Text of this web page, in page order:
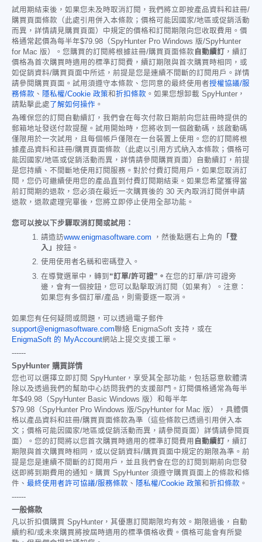
試用期結束後，如果您未及時取消訂閱，我們將立即按產品資料和註冊/
購買頁面條款（此處引用併入本條款；價格可能因國家/地區或促銷活動
而異，詳情請見購買頁面）中規定的價格和訂閱期限向您收取費用。價
格通常起價為每半年$79.98 （SpyHunter Pro Windows 版/SpyHunter
for Mac 版）。您購買的訂閱將根據註冊/購買頁面條款 自動續訂
，續訂
價格為首次購買時適用的標準訂閱費，續訂期限與首次購買時相同，或
如促銷資料/購買頁面中所述，前提是您是連續不間斷的訂閱用戶。詳情
請參閱購買頁面。試用須遵守本條款、您同意的最終使用者授權協議/服
務條款 、 隱私權/Cookie 政策和折扣條款 。如果您想卸載 SpyHunter，
請點擊此處 了解如何操作 。
為確保您的訂閱自動續訂，我們會在每次付款日期前向您註冊時提供的
郵箱地址發送付款提醒。試用開始時，您將收到一個啟動碼，該啟動碼
僅限用於一次試用，且每個帳戶僅限在一台裝置上使用。您的訂閱將根
據產品資料和註冊/購買頁面條款（此處以引用方式納入本條款；價格可
能因國家/地區或促銷活動而異，詳情請參閱購買頁面）自動續訂，前提
是您持續、不間斷地使用訂閱服務。對於付費訂閱用戶，如果您取消訂
閱，您仍可繼續使用您的產品直到付費訂閱期結束。如果您希望獲得當
前訂閱期的退款，您必須在最近一次購買後的 30 天內取消訂閱併申請
退款，退款處理完畢後，您將立即停止使用全部功能。
您可以按以下步驟取消訂閱或試用：
請造訪www.enigmasoftware.com ，然後點選右上角的 「登
入」 按鈕。
使用使用者名稱和密碼登入。
在導覽選單中，轉到 “訂單/許可證”。 在您的訂單/許可證旁
邊，會有一個按鈕，您可以點擊取消訂閱（如果有）。注意：
如果您有多個訂單/產品，則需要逐一取消。
如果您有任何疑問或問題，可以透過電子郵件
support@enigmasoftware.com聯絡 EnigmaSoft 支持，或在
EnigmaSoft 的 MyAccount網站上提交支援工單。
------
SpyHunter 購買詳情
您也可以選擇立即訂閱 SpyHunter，享受其全部功能，包括惡意軟體清
除以及透過我們的幫助中心訪問我們的支援部門。訂閱價格通常為每半
年$49.98 （SpyHunter Basic Windows 版）和每半年
$79.98 （SpyHunter Pro Windows 版/SpyHunter for Mac 版），具體價
格以產品資料和註冊/購買頁面條款為準（這些條款已透過引用併入本
文；價格可能因國家/地區或促銷活動而異，請參閱頁面）詳情請參閱頁
面）。您的訂閱將以您首次購買時適用的標準訂閱費用 自動續訂 ，續訂
期限與首次購買時相同，或以促銷資料/購買頁面中規定的期限為準。前
提是您是連續不間斷的訂閱用戶，並且我們會在您的訂閱到期前向您發
送即將到期費用的通知。購買 SpyHunter 須遵守購買頁面上的條款和條
件、 最終使用者許可協議/服務條款 、 隱私權/Cookie 政策和折扣條款 。
------
一般條款
凡以折扣價購買 SpyHunter，其優惠訂閱期限均有效。期限過後，自動
續約和/或未來購買將按屆時適用的標準價格收費。價格可能會有所變